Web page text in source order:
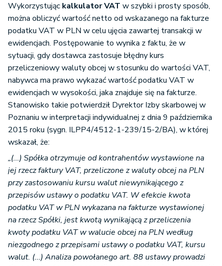
Wykorzystując kalkulator VAT w szybki i prosty sposób,
można obliczyć wartość netto od wskazanego na fakturze
podatku VAT w PLN w celu ujęcia zawartej transakcji w
ewidencjach. Postępowanie to wynika z faktu, że w
sytuacji, gdy dostawca zastosuje błędny kurs
przeliczeniowy waluty obcej w stosunku do wartości VAT,
nabywca ma prawo wykazać wartość podatku VAT w
ewidencjach w wysokości, jaka znajduje się na fakturze.
Stanowisko takie potwierdził Dyrektor Izby skarbowej w
Poznaniu w interpretacji indywidualnej z dnia 9 października
2015 roku (sygn. ILPP4/4512-1-239/15-2/BA), w której
wskazał, że:
„(...) Spółka otrzymuje od kontrahentów wystawione na
jej rzecz faktury VAT, przeliczone z waluty obcej na PLN
przy zastosowaniu kursu walut niewynikającego z
przepisów ustawy o podatku VAT. W efekcie kwota
podatku VAT w PLN wykazana na fakturze wystawionej
na rzecz Spółki, jest kwotą wynikającą z przeliczenia
kwoty podatku VAT w walucie obcej na PLN według
niezgodnego z przepisami ustawy o podatku VAT, kursu
walut. (...) Analiza powołanego art. 88 ustawy prowadzi